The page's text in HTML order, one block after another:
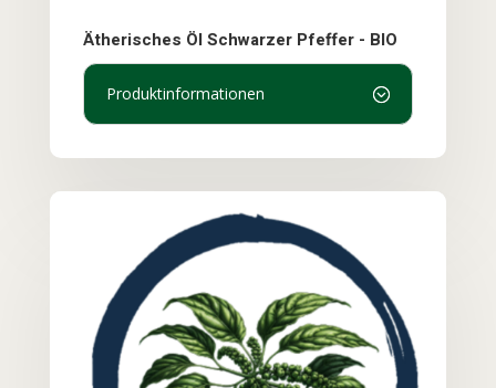
Ätherisches Öl Schwarzer Pfeffer - BIO
Produktinformationen